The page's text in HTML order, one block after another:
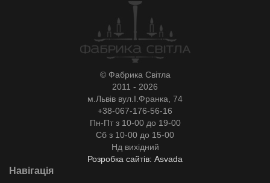
© Фабрика Світла
2011 - 2026
м.Львів вул.І.Франка, 74
+38-067-176-56-16
Пн-Пт з 10-00 до 19-00
Сб з 10-00 до 15-00
Нд вихідний
Розробка сайтів: Asvada
Навігація